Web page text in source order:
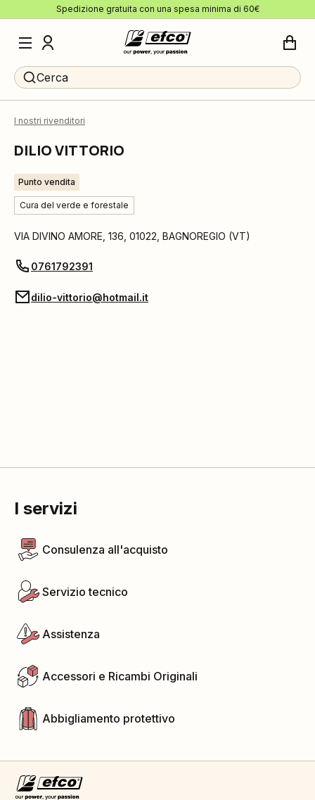
Spedizione gratuita con una spesa minima di 60€
Cerca
I nostri rivenditori
DILIO VITTORIO
Punto vendita
Cura del verde e forestale
VIA DIVINO AMORE, 136 01022 BAGNOREGIO (VT)
0761792391
dilio-vittorio@hotmail.it
I servizi
Consulenza all'acquisto
Servizio tecnico
Assistenza
Accessori e Ricambi Originali
Abbigliamento protettivo